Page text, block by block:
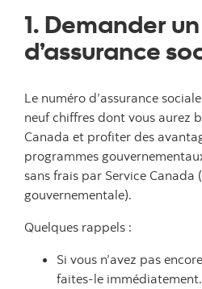
1. Demander
d’assurance
Le numéro d’assurance
neuf chiffres dont vous aurez
Canada et profiter des
programmes
sans frais par Service Canada
gouvernementale).
Quelques rappels :
Si vous n’avez pas
faites-le immédiatement.